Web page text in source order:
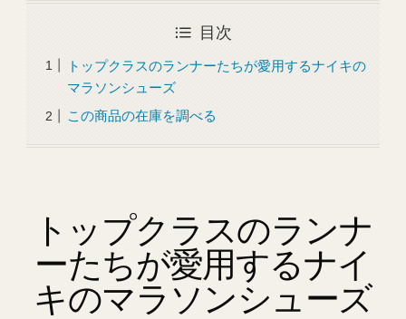
目次
トップクラスのランナーたちが愛用するナイキの
マラソンシューズ
この商品の在庫を調べる
トップクラスのランナ
ーたちが愛用するナイ
キのマラソンシューズ